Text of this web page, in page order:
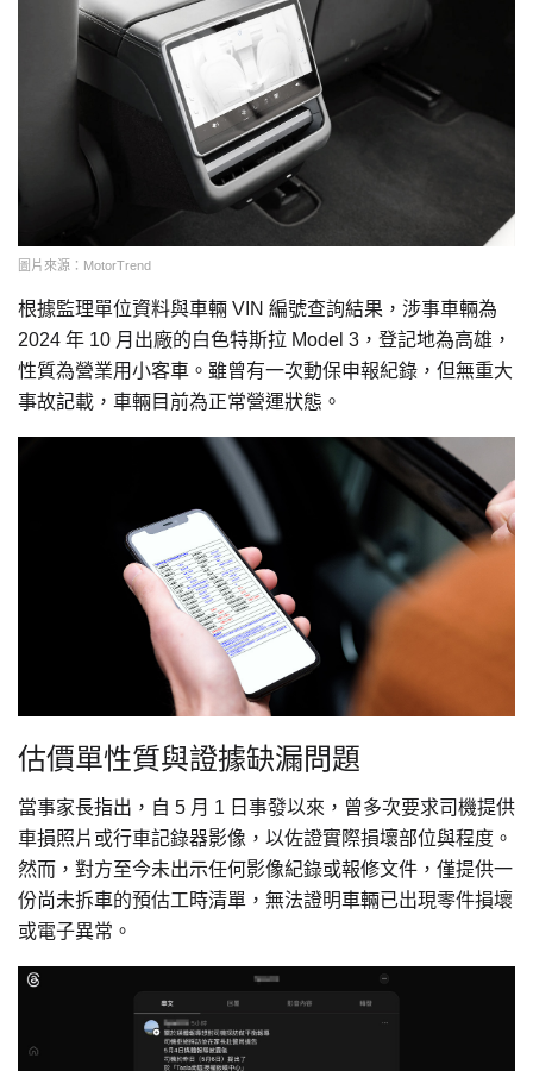
圖片來源：MotorTrend
根據監理單位資料與車輛 VIN 編號查詢結果，涉事車輛為
2024 年 10 月出廠的白色特斯拉 Model 3，登記地為高雄，
性質為營業用小客車。雖曾有一次動保申報紀錄，但無重大
事故記載，車輛目前為正常營運狀態。
估價單性質與證據缺漏問題
當事家長指出，自 5 月 1 日事發以來，曾多次要求司機提供
車損照片或行車記錄器影像，以佐證實際損壞部位與程度。
然而，對方至今未出示任何影像紀錄或報修文件，僅提供一
份尚未拆車的預估工時清單，無法證明車輛已出現零件損壞
或電子異常。